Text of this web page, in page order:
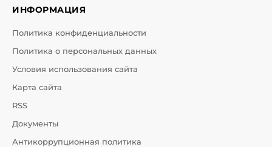
ИНФОРМАЦИЯ
Политика конфиденциальности
Политика о персональных данных
Условия использования сайта
Карта сайта
RSS
Документы
Антикоррупционная политика